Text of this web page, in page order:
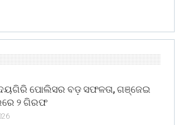
ପୋଲିସର ବଡ଼ ସଫଳତା, ଗଞ୍ଜେଇ
୨ ଗିରଫ